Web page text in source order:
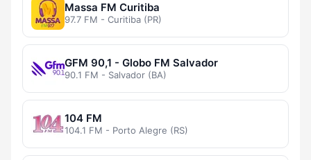
Massa FM Curitiba
97.7 FM - Curitiba (PR)
GFM 90,1 - Globo FM Salvador
90.1 FM - Salvador (BA)
104 FM
104.1 FM - Porto Alegre (RS)